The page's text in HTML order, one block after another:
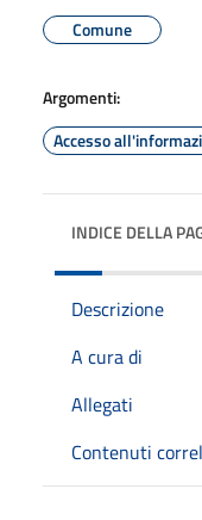
Comune
Argomenti:
Accesso
INDICE DELLA
Descrizione
A cura di
Allegati
Contenuti